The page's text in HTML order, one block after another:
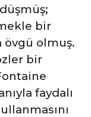
bir
övgü olmuş.
bir
faydalı